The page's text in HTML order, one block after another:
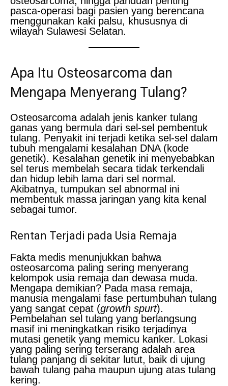
pasca-operasi bagi pasien yang berencana
menggunakan kaki palsu, khususnya di
wilayah Sulawesi Selatan.
Apa Itu Osteosarcoma dan
Mengapa Menyerang Tulang?
Osteosarcoma adalah jenis kanker tulang
ganas yang bermula dari sel-sel pembentuk
tulang. Penyakit ini terjadi ketika sel-sel dalam
tubuh mengalami kesalahan DNA (kode
genetik). Kesalahan genetik ini menyebabkan
sel terus membelah secara tidak terkendali
dan hidup lebih lama dari sel normal.
Akibatnya, tumpukan sel abnormal ini
membentuk massa jaringan yang kita kenal
sebagai tumor.
Rentan Terjadi pada Usia Remaja
Fakta medis menunjukkan bahwa
osteosarcoma paling sering menyerang
kelompok usia remaja dan dewasa muda.
Mengapa demikian? Pada masa remaja,
manusia mengalami fase pertumbuhan tulang
yang sangat cepat (growth spurt).
Pembelahan sel tulang yang berlangsung
masif ini meningkatkan risiko terjadinya
mutasi genetik yang memicu kanker. Lokasi
yang paling sering terserang adalah area
tulang panjang di sekitar lutut, baik di ujung
bawah tulang paha maupun ujung atas tulang
kering.